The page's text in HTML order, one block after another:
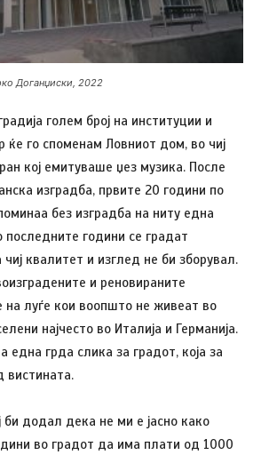
Доганџиски, 2022
голем број на институции и
ќе го споменам Ловниот дом, во чиј
кој емитуваше џез музика. После
изградба, првите 20 години по
без изградба на ниту една
последните години се градат
чиј квалитет и изглед не би зборувал.
и реновираните
на луѓе кои воопшто не живеат во
најчесто во Италија и Германија.
една грда слика за градот, која за
вистината.
би додал дека не ми е јасно како
во градот да има плати од 1000